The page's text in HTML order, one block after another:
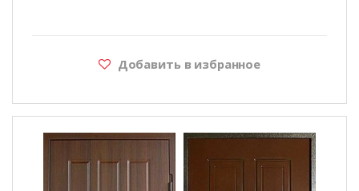
Добавить в избранное